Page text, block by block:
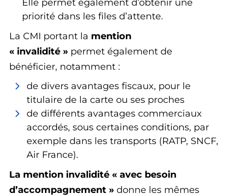
Elle permet également d’obtenir une
priorité dans les files d’attente.
La CMI portant la mention
« invalidité » permet également de
bénéficier, notamment :
de divers avantages fiscaux, pour le
titulaire de la carte ou ses proches
de différents avantages commerciaux
accordés, sous certaines conditions, par
exemple dans les transports (RATP, SNCF,
Air France).
La mention invalidité « avec besoin
d’accompagnement » donne les mêmes